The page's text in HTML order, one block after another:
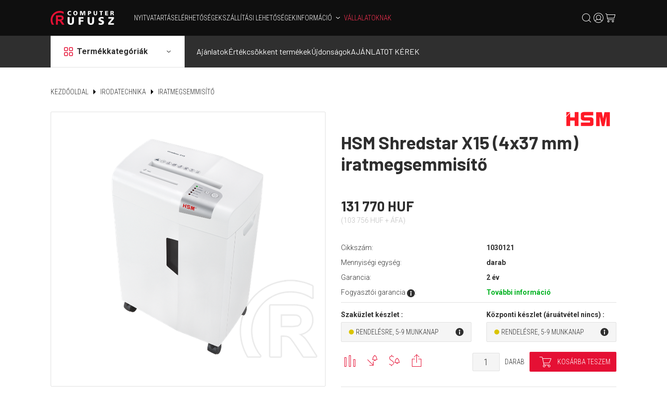
NYITVATARTÁSELÉRHETŐSÉGEKSZÁLLÍTÁSI LEHETŐSÉGEKINFORMÁCIÓ VÁLLALATOKNAK search usercart
grid Termékkategóriák AjánlatokÉrtékcsökkent termékekÚjdonságokAJÁNLATOT KÉREK
KEZDŐOLDAL IRODATECHNIKA IRATMEGSEMMISÍTŐ
HSM Shredstar X15 (4x37 mm)
iratmegsemmisítő
131 770 HUF
(103 756 HUF + ÁFA)
Cikkszám:
1030121
Mennyiségi egység:
darab
Garancia:
2 év
Fogyasztói garancia
: További információ
Szaküzlet készlet :
RENDELÉSRE, 5-9 MUNKANAP
Központi készlet (áruátvétel nincs) :
RENDELÉSRE, 5-9 MUNKANAP
DARAB